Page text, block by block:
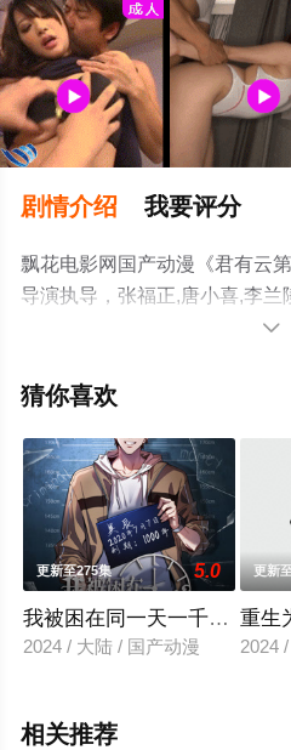
剧情介绍 我要评分
飘花电影网国产动漫《君有云
导演执导，张福正,唐小喜,李
漫，大结局剧情已揭晓（全32
至豆瓣动漫、电视猫或剧情网等

猜你喜欢
更新至275集 5.0
我被困在同一天一千年动态
2024 / 大陆 / 国产动漫
更新
重生
2024
相关推荐